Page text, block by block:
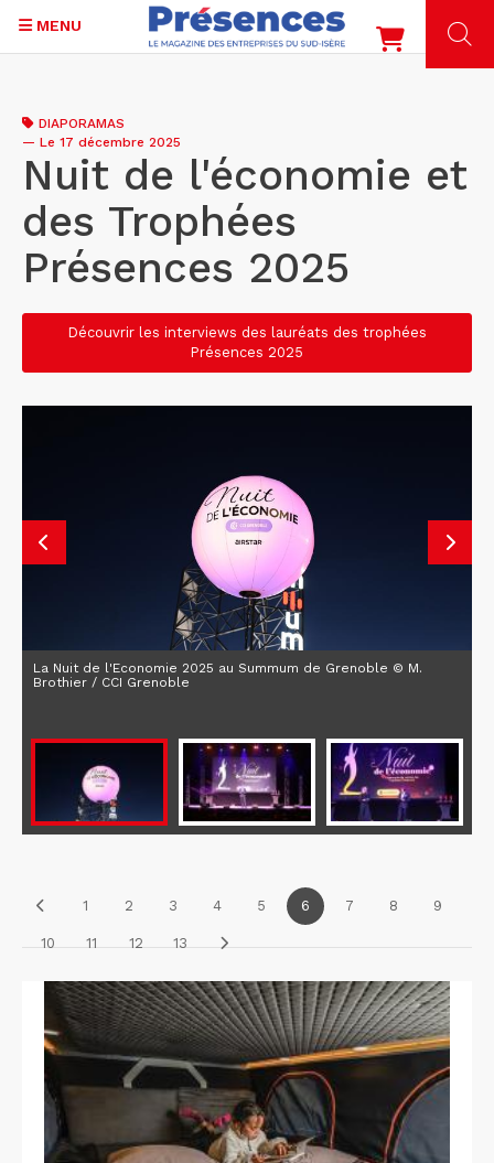
contenu
principal
MENU
DIAPORAMAS
— Le 17 décembre 2025
Nuit de l'économie et
des Trophées
Présences 2025
Découvrir les interviews des lauréats des trophées
Présences 2025
La Nuit de l'Economie 2025 au Summum de Grenoble © M.
Brothier / CCI Grenoble
1 2 3 4 5 6 7 8 9
10 11 12 13